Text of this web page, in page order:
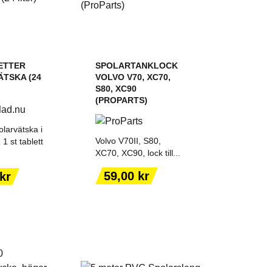
(24
i
1 st tablett
TILL I
SPOLARTANKLOCK
VOLVO V70, XC70,
S80, XC90
(PROPARTS)
Volvo V70II, S80,
XC70, XC90, lock till...
Pris
59,00 kr
LÄGG TILL I
VARUKORGEN